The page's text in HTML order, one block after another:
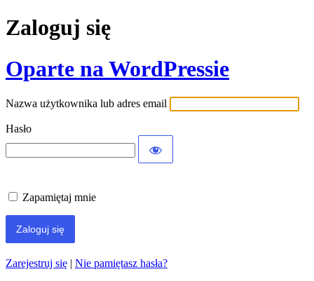
Zaloguj się
Oparte na WordPressie
Nazwa użytkownika lub adres email
Hasło
Zapamiętaj mnie
Zarejestruj się | Nie pamiętasz hasła?